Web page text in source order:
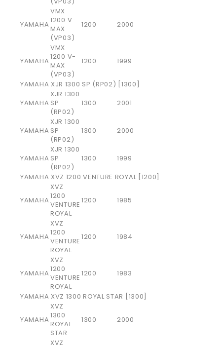
YAMAHA
VMX
1200 V-
MAX
(VP03)
1200 2000
YAMAHA
VMX
1200 V-
MAX
(VP03)
1200 1999
YAMAHA XJR 1300 SP (RP02) [1300]
YAMAHA
XJR 1300
SP
(RP02)
1300 2001
YAMAHA
XJR 1300
SP
(RP02)
1300 2000
YAMAHA
XJR 1300
SP
(RP02)
1300
1999
YAMAHA XVZ 1200 VENTURE ROYAL [1200]
YAMAHA
XVZ
1200
VENTURE
ROYAL
1200 1985
YAMAHA
XVZ
1200
VENTURE
ROYAL
1200 1984
YAMAHA
XVZ
1200
VENTURE
ROYAL
1200 1983
YAMAHA XVZ 1300 ROYAL STAR [1300]
YAMAHA
XVZ
1300
ROYAL
STAR
1300 2000
XVZ